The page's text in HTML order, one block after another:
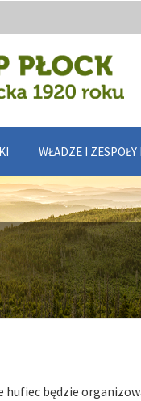
WŁADZE I ZESPOŁY
będzie